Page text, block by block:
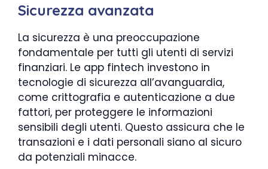
Sicurezza avanzata
La sicurezza è una preoccupazione
fondamentale per tutti gli utenti di servizi
finanziari. Le app fintech investono in
tecnologie di sicurezza all’avanguardia,
come crittografia e autenticazione a due
fattori, per proteggere le informazioni
sensibili degli utenti. Questo assicura che le
transazioni e i dati personali siano al sicuro
da potenziali minacce.